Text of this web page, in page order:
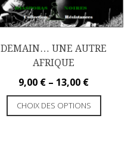
DEMAIN… UNE AUTRE
AFRIQUE
9,00 € – 13,00 €
CHOIX DES OPTIONS